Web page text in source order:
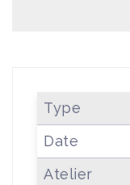
Type
Date
Atelier